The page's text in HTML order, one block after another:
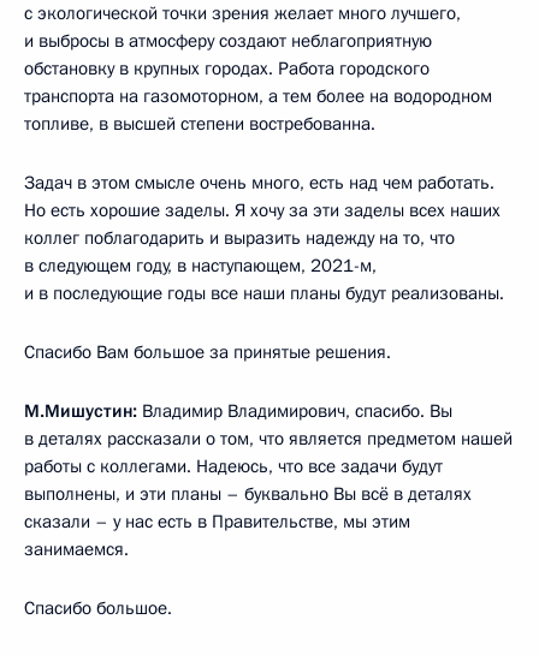
с экологической точки зрения желает много лучшего,
и выбросы в атмосферу создают неблагоприятную
обстановку в крупных городах. Работа городского
транспорта на газомоторном, а тем более на водородном
топливе, в высшей степени востребованна.
Задач в этом смысле очень много, есть над чем работать.
Но есть хорошие заделы. Я хочу за эти заделы всех наших
коллег поблагодарить и выразить надежду на то, что
в следующем году, в наступающем, 2021-м,
и в последующие годы все наши планы будут реализованы.
Спасибо Вам большое за принятые решения.
М.Мишустин: Владимир Владимирович, спасибо. Вы
в деталях рассказали о том, что является предметом нашей
работы с коллегами. Надеюсь, что все задачи будут
выполнены, и эти планы – буквально Вы всё в деталях
сказали – у нас есть в Правительстве, мы этим
занимаемся.
Спасибо большое.